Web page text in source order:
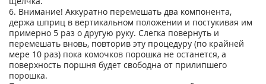
6. Внимание! Аккуратно перемешать два компонента,
держа шприц в вертикальном положении и постукивая им
примерно 5 раз о другую руку. Слегка повернуть и
перемешать вновь, повторив эту процедуру (по крайней
мере 10 раз) пока комочков порошка не останется, а
поверхность поршня будет свободна от прилипшего
порошка.